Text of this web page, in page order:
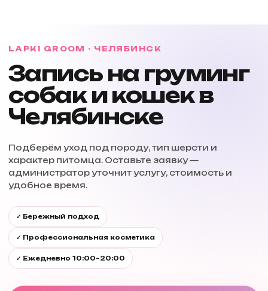
LAPKI GROOM · ЧЕЛЯБИНСК
Запись на груминг
собак и кошек в
Челябинске
Подберём уход под породу, тип шерсти и
характер питомца. Оставьте заявку —
администратор уточнит услугу, стоимость и
удобное время.
✓ Бережный подход
✓ Профессиональная косметика
✓ Ежедневно 10:00–20:00